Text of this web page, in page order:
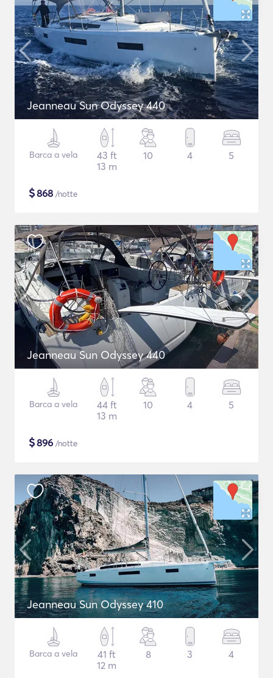
Jeanneau Sun Odyssey 440
Barca a vela
43 ft
13 m
10 4 5
$868 /notte
Jeanneau Sun Odyssey 440
Barca a vela
44 ft
13 m
10 4 5
$896 /notte
Jeanneau Sun Odyssey 410
Barca a vela
41 ft
12 m
8 3 4